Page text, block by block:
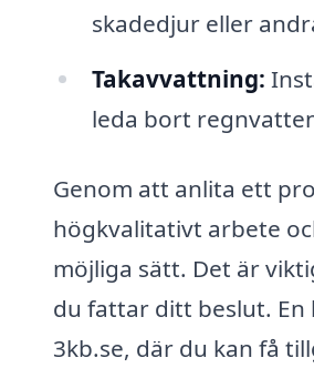
skadedjur eller
Takavvattning:
leda bort
Genom att anlita ett
högkvalitativt arbete
möjliga sätt. Det är
du fattar ditt beslut.
3kb.se, där du kan få